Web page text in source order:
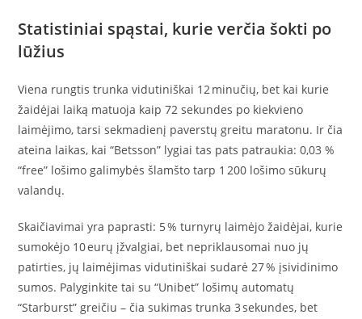
Statistiniai spąstai, kurie verčia šokti po
lūžius
Viena rungtis trunka vidutiniškai 12 minučių, bet kai kurie
žaidėjai laiką matuoja kaip 72 sekundes po kiekvieno
laimėjimo, tarsi sekmadienį paverstų greitu maratonu. Ir čia
ateina laikas, kai “Betsson” lygiai tas pats patraukia: 0,03 %
“free” lošimo galimybės šlamšto tarp 1 200 lošimo sūkurų
valandų.
Skaičiavimai yra paprasti: 5 % turnyrų laimėjo žaidėjai, kurie
sumokėjo 10 eurų įžvalgiai, bet nepriklausomai nuo jų
patirties, jų laimėjimas vidutiniškai sudarė 27 % įsividinimo
sumos. Palyginkite tai su “Unibet” lošimų automatų
“Starburst” greičiu – čia sukimas trunka 3 sekundes, bet